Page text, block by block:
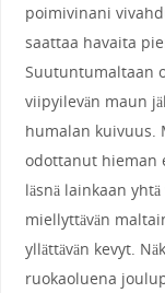
poimivinani
saattaa havaita
Suutuntumaltaan
viipyilevän maun
humalan kuivuus.
odottanut hieman
läsnä lainkaan
miellyttävän
yllättävän kevyt.
ruokaoluena